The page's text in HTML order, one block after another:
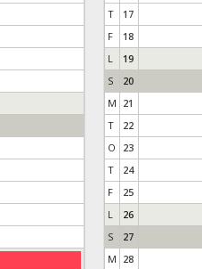
T
17
F
18
L
19
S
20
M 21
T
22
O
23
T
24
F
25
L
26
S
27
M 28